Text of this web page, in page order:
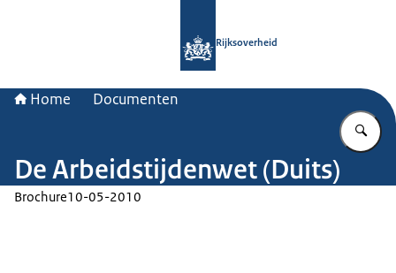
Rijksoverheid
Home Documenten
De Arbeidstijdenwet (Duits)
Brochure10-05-2010